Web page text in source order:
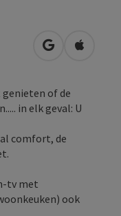
Openen in
of de
in elk geval: U
comfort, de
tv met
ook